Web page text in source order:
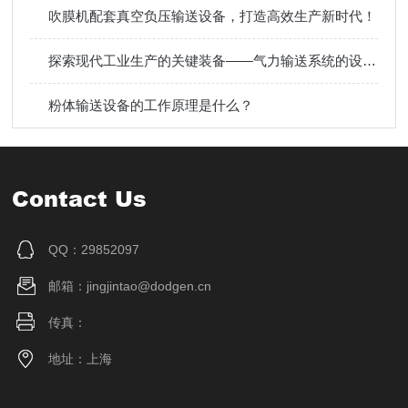
吹膜机配套真空负压输送设备，打造高效生产新时代！
探索现代工业生产的关键装备——气力输送系统的设备介绍
粉体输送设备的工作原理是什么？
Contact Us
QQ：29852097
邮箱：jingjintao@dodgen.cn
传真：
地址：上海